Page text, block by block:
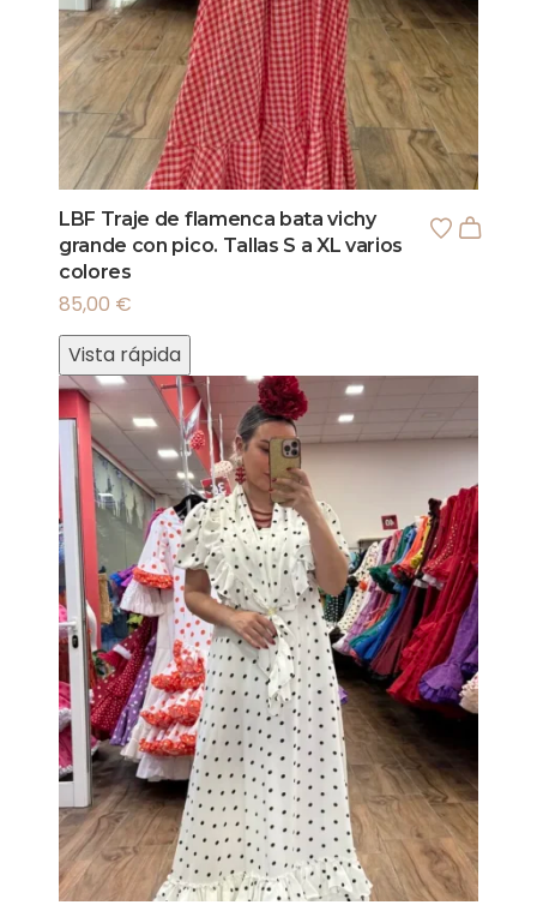
LBF Traje de flamenca bata vichy
grande con pico. Tallas S a XL varios
colores
85,00 €
Vista rápida